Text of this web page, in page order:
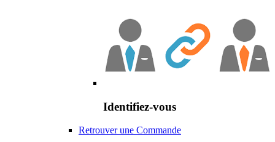
Identifiez-vous
Retrouver une Commande